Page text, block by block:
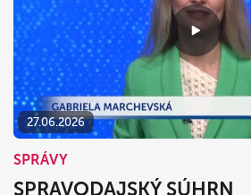
27.06.2026
SPRÁVY
SPRAVODAJSKÝ SÚHRN